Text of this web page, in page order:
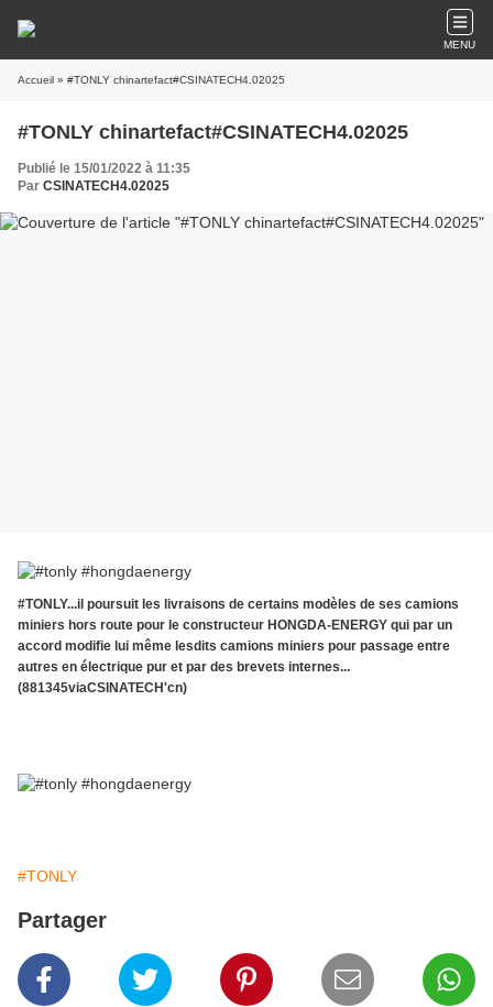
MENU
Accueil » #TONLY chinartefact#CSINATECH4.02025
#TONLY chinartefact#CSINATECH4.02025
Publié le 15/01/2022 à 11:35
Par CSINATECH4.02025
#TONLY...il poursuit les livraisons de certains modèles de ses camions
miniers hors route pour le constructeur HONGDA-ENERGY qui par un
accord modifie lui même lesdits camions miniers pour passage entre
autres en électrique pur et par des brevets internes...
(881345viaCSINATECH'cn)
#TONLY
Partager